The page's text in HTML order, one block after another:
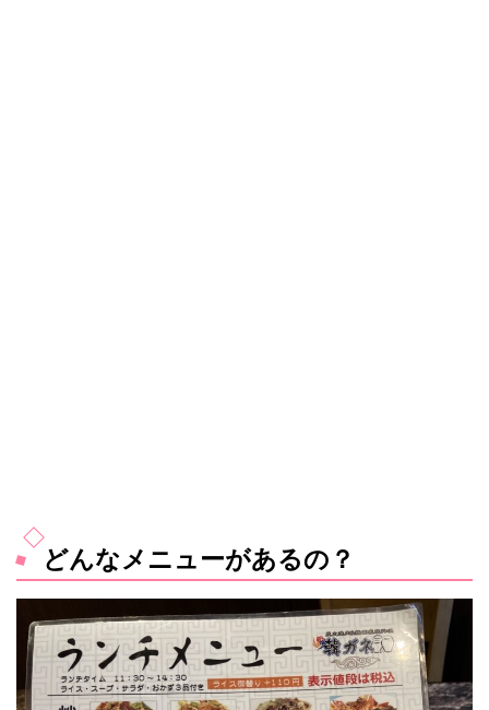
どんなメニューがあるの？